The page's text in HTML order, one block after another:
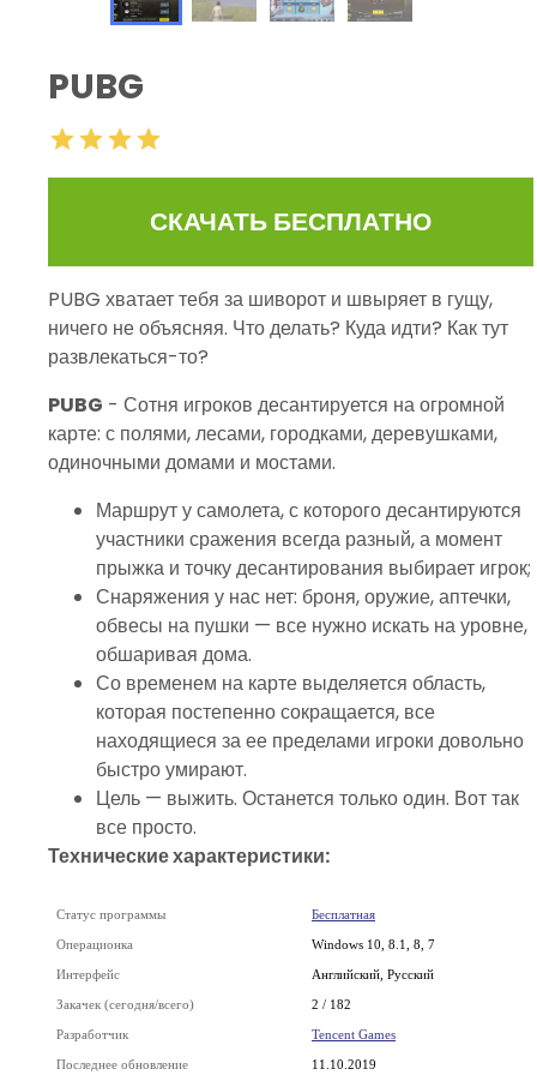
PUBG
СКАЧАТЬ БЕСПЛАТНО
PUBG хватает тебя за шиворот и швыряет в гущу,
ничего не объясняя. Что делать? Куда идти? Как тут
развлекаться-то?
PUBG - Сотня игроков десантируется на огромной
карте: с полями, лесами, городками, деревушками,
одиночными домами и мостами.
Маршрут у самолета, с которого десантируются
участники сражения всегда разный, а момент
прыжка и точку десантирования выбирает игрок;
Снаряжения у нас нет: броня, оружие, аптечки,
обвесы на пушки — все нужно искать на уровне,
обшаривая дома.
Со временем на карте выделяется область,
которая постепенно сокращается, все
находящиеся за ее пределами игроки довольно
быстро умирают.
Цель — выжить. Останется только один. Вот так
все просто.
Технические характеристики:
Статус программы Бесплатная
Операционка Windows 10, 8.1, 8, 7
Интерфейс Английский, Русский
Закачек (сегодня/всего) 2 / 182
Разработчик Tencent Games
Последнее обновление 11.10.2019